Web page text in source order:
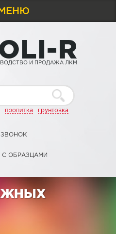
LI-R
И ПРОДАЖА ЛКМ
пропитка грунтовка
С ОБРАЗЦАМИ